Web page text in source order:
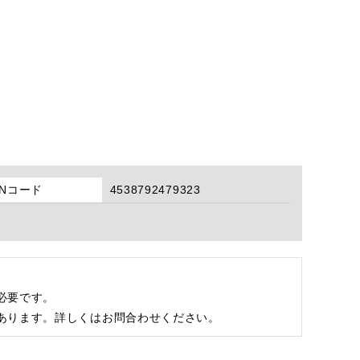
コード 4538792479323
です。
ます。詳しくはお問合わせください。